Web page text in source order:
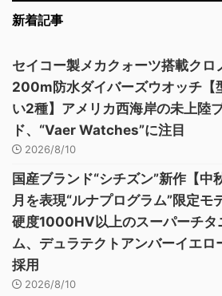
新着記事
セイコー製メカクォーツ搭載クロ
200m防水ダイバーズウオッチ【
い2種】アメリカ西海岸の未上陸
ド、“Vaer Watches”に注目
2026/8/10
国産ブランド“シチズン”新作【中
月を表現“ルナプログラム”限定モ
硬度1000HV以上のスーパーチタ
ム、デュラテクトアンバーイエロ
採用
2026/8/10